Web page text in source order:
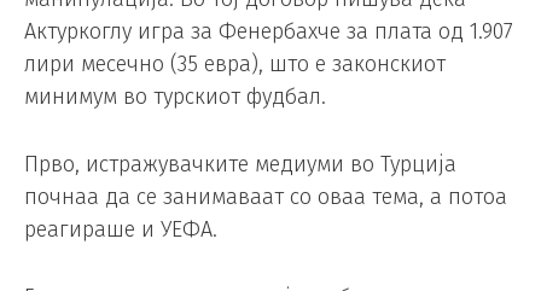
Актуркоглу игра за Фенербахче за плата од 1.907
лири месечно (35 евра), што е законскиот
минимум во турскиот фудбал.
Прво, истражувачките медиуми во Турција
почнаа да се занимаваат со оваа тема, а потоа
реагираше и УЕФА.